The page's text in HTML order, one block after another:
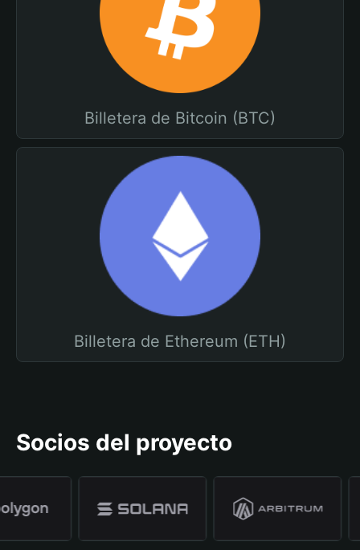
Billetera de Bitcoin (BTC)
Billetera de Ethereum (ETH)
Socios del proyecto